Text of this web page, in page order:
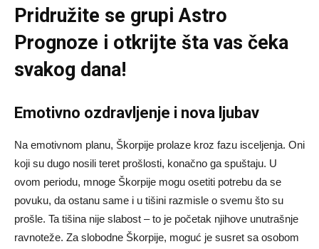
Pridružite se grupiAstro
Prognoze i otkrijte šta vas čeka
svakog dana!
Emotivno ozdravljenje i nova ljubav
Na emotivnom planu, Škorpije prolaze kroz fazu isceljenja. Oni
koji su dugo nosili teret prošlosti, konačno ga spuštaju. U
ovom periodu, mnoge Škorpije mogu osetiti potrebu da se
povuku, da ostanu same i u tišini razmisle o svemu što su
prošle. Ta tišina nije slabost – to je početak njihove unutrašnje
ravnoteže. Za slobodne Škorpije, moguć je susret sa osobom